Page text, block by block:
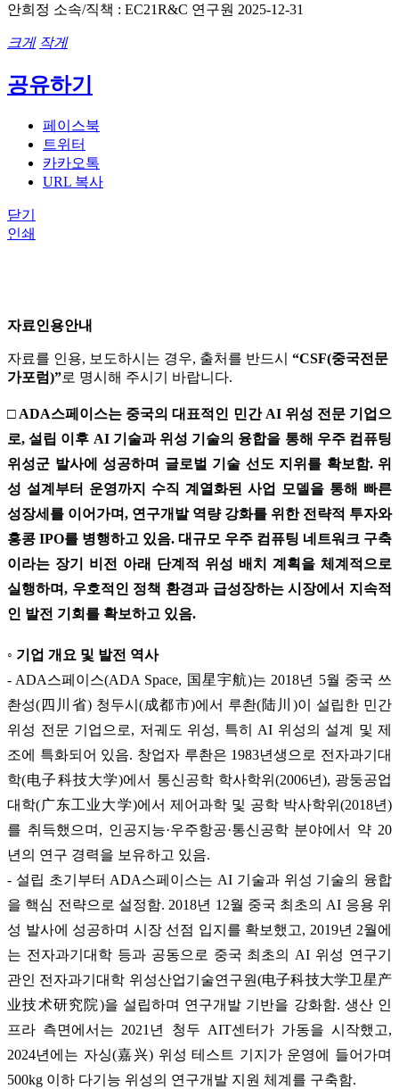
안희정 소속/직책 : EC21R&C 연구원 2025-12-31
크게 작게
공유하기
페이스북
트위터
카카오톡
URL 복사
닫기
인쇄
자료인용안내
자료를 인용, 보도하시는 경우, 출처를 반드시 “CSF(중국전문
가포럼)”로 명시해 주시기 바랍니다.
□ ADA스페이스는 중국의 대표적인 민간 AI 위성 전문 기업으
로, 설립 이후 AI 기술과 위성 기술의 융합을 통해 우주 컴퓨팅
위성군 발사에 성공하며 글로벌 기술 선도 지위를 확보함. 위
성 설계부터 운영까지 수직 계열화된 사업 모델을 통해 빠른
성장세를 이어가며, 연구개발 역량 강화를 위한 전략적 투자와
홍콩 IPO를 병행하고 있음. 대규모 우주 컴퓨팅 네트워크 구축
이라는 장기 비전 아래 단계적 위성 배치 계획을 체계적으로
실행하며, 우호적인 정책 환경과 급성장하는 시장에서 지속적
인 발전 기회를 확보하고 있음.
◦ 기업 개요 및 발전 역사
- ADA스페이스(ADA Space, 国星宇航)는 2018년 5월 중국 쓰
촨성(四川省) 청두시(成都市)에서 루촨(陆川)이 설립한 민간
위성 전문 기업으로, 저궤도 위성, 특히 AI 위성의 설계 및 제
조에 특화되어 있음. 창업자 루촨은 1983년생으로 전자과기대
학(电子科技大学)에서 통신공학 학사학위(2006년), 광둥공업
대학(广东工业大学)에서 제어과학 및 공학 박사학위(2018년)
를 취득했으며, 인공지능·우주항공·통신공학 분야에서 약 20
년의 연구 경력을 보유하고 있음.
- 설립 초기부터 ADA스페이스는 AI 기술과 위성 기술의 융합
을 핵심 전략으로 설정함. 2018년 12월 중국 최초의 AI 응용 위
성 발사에 성공하며 시장 선점 입지를 확보했고, 2019년 2월에
는 전자과기대학 등과 공동으로 중국 최초의 AI 위성 연구기
관인 전자과기대학 위성산업기술연구원(电子科技大学卫星产
业技术研究院)을 설립하며 연구개발 기반을 강화함. 생산 인
프라 측면에서는 2021년 청두 AIT센터가 가동을 시작했고,
2024년에는 자싱(嘉兴) 위성 테스트 기지가 운영에 들어가며
500kg 이하 다기능 위성의 연구개발 지원 체계를 구축함.